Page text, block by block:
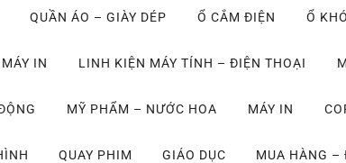
QUẦN ÁO – GIÀY DÉP Ổ CẮM ĐIỆN Ổ
MÁY IN LINH KIỆN MÁY TÍNH – ĐIỆN THOẠI
MỸ PHẨM – NƯỚC HOA MÁY IN
QUAY PHIM GIÁO DỤC MUA HÀNG –